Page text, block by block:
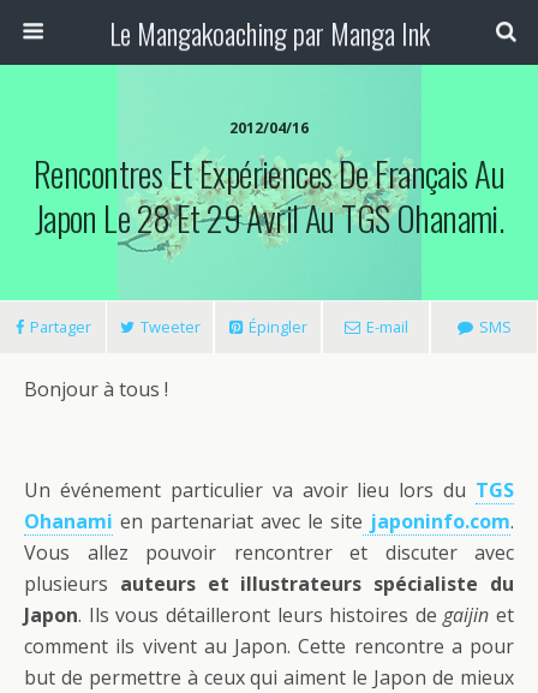
Le Mangakoaching par Manga Ink
2012/04/16
Rencontres Et Expériences De Français Au
Japon Le 28 Et 29 Avril Au TGS Ohanami.
Partager Tweeter Épingler E-mail SMS
Bonjour à tous !
Un événement particulier va avoir lieu lors du TGS
Ohanami en partenariat avec le site japoninfo.com.
Vous allez pouvoir rencontrer et discuter avec
plusieurs auteurs et illustrateurs spécialiste du
Japon. Ils vous détailleront leurs histoires degaijin et
comment ils vivent au Japon. Cette rencontre a pour
but de permettre à ceux qui aiment le Japon de mieux